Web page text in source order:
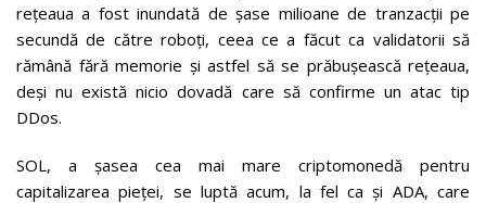
rețeaua a fost inundată de șase milioane de tranzacții pe
secundă de către roboți, ceea ce a făcut ca validatorii să
rămână fără memorie și astfel să se prăbușească rețeaua,
deși nu există nicio dovadă care să confirme un atac tip
DDos.
SOL, a șasea cea mai mare criptomonedă pentru
capitalizarea pieței, se luptă acum, la fel ca și ADA, care